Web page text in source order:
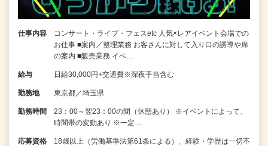
仕事内容
コンサート・ライブ・フェスetc 人気×レアイベント会場での
お仕事 ■案内／整理業務 お客さんに対して入り口の誘導や席
の案内 ■販売業務 イベ…
給与 日給30,000円+交通費※深夜手当含む
勤務地 東京都／埼玉県
勤務時間
23：00～翌23：00の間（休憩あり） ※イベントによって、
時間帯の変動あり ※一定…
応募資格
18歳以上（労働基準法第61条による）、経験・学歴は一切不